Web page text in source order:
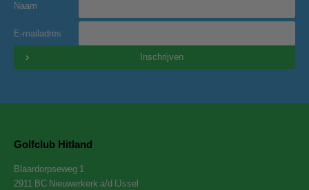
Naam
E-mailadres
Inschrijven
Golfclub Hitland
Blaardorpseweg 1
2911 BC Nieuwerkerk a/d IJssel